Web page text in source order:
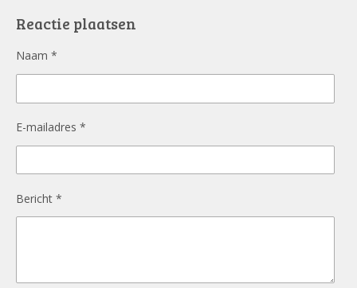
o
Reactie plaatsen
Naam *
E-mailadres *
Bericht *